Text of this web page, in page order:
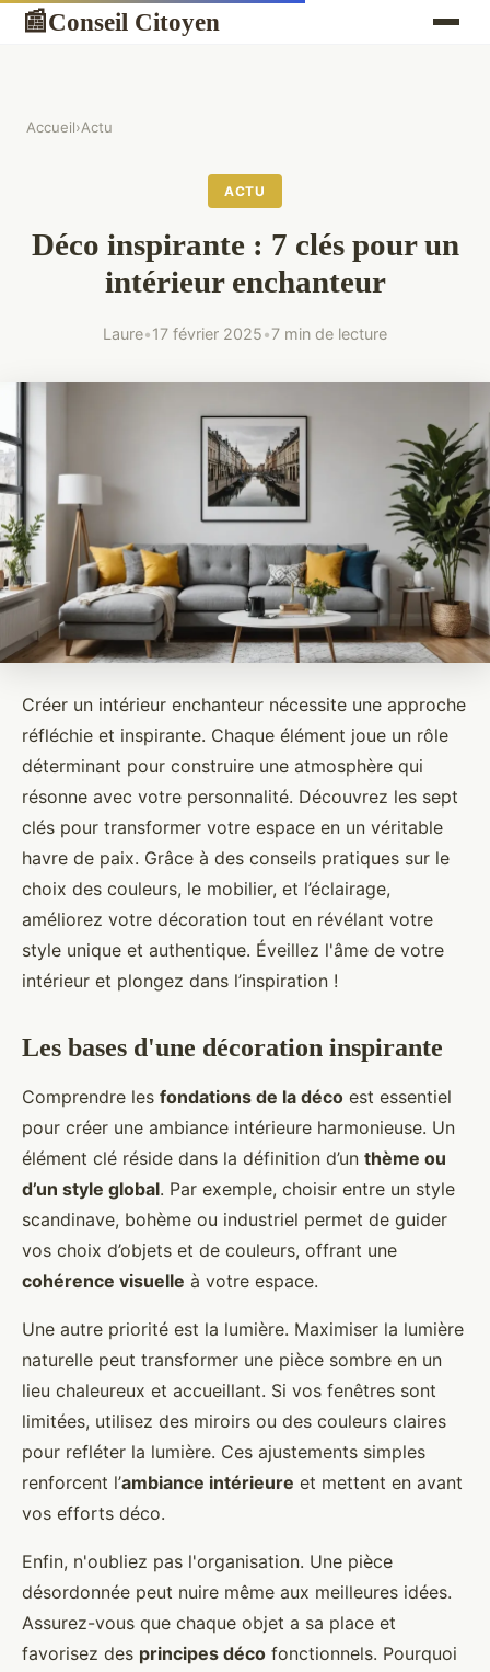
📰Conseil Citoyen
Accueil›Actu
ACTU
Déco inspirante : 7 clés pour un
intérieur enchanteur
Laure•17 février 2025•7 min de lecture
Créer un intérieur enchanteur nécessite une approche
réfléchie et inspirante. Chaque élément joue un rôle
déterminant pour construire une atmosphère qui
résonne avec votre personnalité. Découvrez les sept
clés pour transformer votre espace en un véritable
havre de paix. Grâce à des conseils pratiques sur le
choix des couleurs, le mobilier, et l’éclairage,
améliorez votre décoration tout en révélant votre
style unique et authentique. Éveillez l'âme de votre
intérieur et plongez dans l’inspiration !
Les bases d'une décoration inspirante
Comprendre les fondations de la déco est essentiel
pour créer une ambiance intérieure harmonieuse. Un
élément clé réside dans la définition d’un thème ou
d’un style global. Par exemple, choisir entre un style
scandinave, bohème ou industriel permet de guider
vos choix d’objets et de couleurs, offrant une
cohérence visuelle à votre espace.
Une autre priorité est la lumière. Maximiser la lumière
naturelle peut transformer une pièce sombre en un
lieu chaleureux et accueillant. Si vos fenêtres sont
limitées, utilisez des miroirs ou des couleurs claires
pour refléter la lumière. Ces ajustements simples
renforcent l’ambiance intérieure et mettent en avant
vos efforts déco.
Enfin, n'oubliez pas l'organisation. Une pièce
désordonnée peut nuire même aux meilleures idées.
Assurez-vous que chaque objet a sa place et
favorisez des principes déco fonctionnels. Pourquoi